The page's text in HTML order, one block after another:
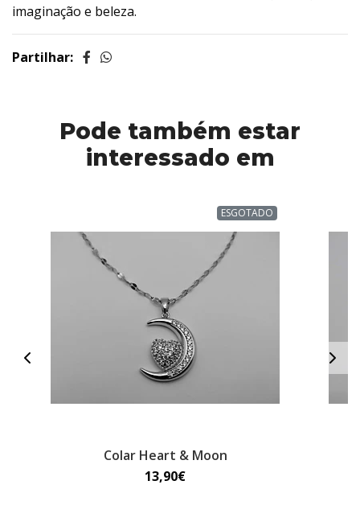
imaginação e beleza.
Partilhar:
Pode também estar
interessado em
ESGOTADO
Colar Heart & Moon
13,90€